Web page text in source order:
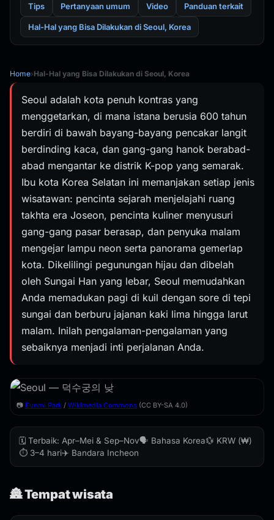
Tips Pertanyaan umum Video Panduan terkait
Hal-Hal yang Bisa Dilakukan di Seoul, Korea
Home›Hal-Hal yang Bisa Dilakukan di Seoul, Korea
Seoul adalah kota penuh kontras yang
menggetarkan, di mana istana berusia 600 tahun
berdiri di bawah bayang-bayang pencakar langit
berdinding kaca, dan gang-gang hanok berabad-
abad mengantar ke distrik K-pop yang semarak.
Ibu kota Korea Selatan ini memanjakan setiap jenis
wisatawan: pencinta sejarah menjelajahi ruang
takhta era Joseon, pencinta kuliner menyusuri
gang-gang pasar berasap, dan penyuka malam
mengejar lampu neon serta panorama gemerlap
kota. Dikelilingi pegunungan hijau dan dibelah
oleh Sungai Han yang lebar, Seoul memudahkan
Anda memadukan pagi di kuil dengan sore di tepi
sungai dan berburu jajanan kaki lima hingga larut
malam. Inilah pengalaman-pengalaman yang
sebaiknya menjadi inti perjalanan Anda.
📷 Eunmi Park / Wikimedia Commons (CC BY-SA 4.0)
🗓️ Terbaik: Apr–Mei & Sep–Nov🗣️ Bahasa Korea💱 KRW (₩)
⏱️ 3–4 hari✈️ Bandara Incheon
🏯 Tempat wisata